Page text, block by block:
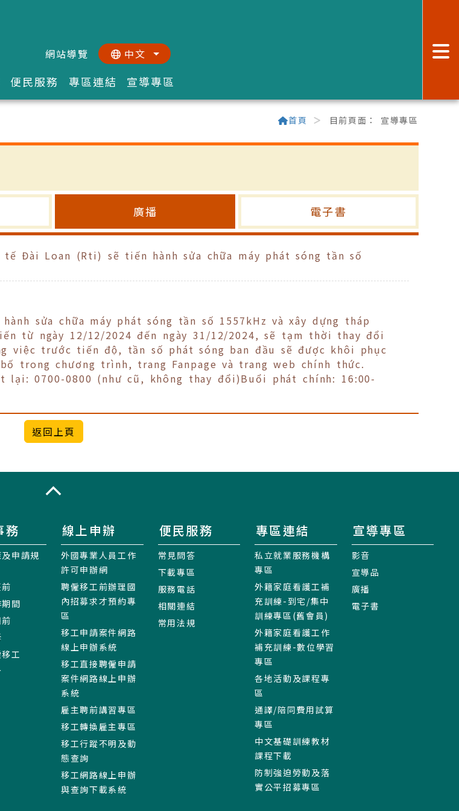
:::網站導覽 中文
便民服務 專區連結 宣導專區
首頁 目前頁面： 宣導專區
廣播 電子書
tế Đài Loan (Rti) sẽ tiến hành sửa chữa máy phát sóng tần số
sửa chữa máy phát sóng tần số 1557kHz và xây dựng tháp
từ ngày 12/12/2024 đến ngày 31/12/2024, sẽ tạm thời thay đổi
việc trước tiến độ, tần số phát sóng ban đầu sẽ được khôi phục
trong chương trình, trang Fanpage và trang web chính thức.
0700-0800 (như cũ, không thay đổi)Buổi phát chính: 16:00-
務
申請規
間
工
線上申辦
外國專業人員工作
許可申辦網
聘僱移工前辦理國
內招募求才預約專
區
移工申請案件網路
線上申辦系統
移工直接聘僱申請
案件網路線上申辦
系統
雇主聘前講習專區
移工轉換雇主專區
移工行蹤不明及動
態查詢
移工網路線上申辦
與查詢下載系統
便民服務
常見問答
下載專區
服務電話
相關連結
常用法規
專區連結
私立就業服務機構
專區
外籍家庭看護工補
充訓練-到宅/集中
訓練專區(舊會員)
外籍家庭看護工作
補充訓練-數位學習
專區
各地活動及課程專
區
通譯/陪同費用試算
專區
中文基礎訓練教材
課程下載
防制強迫勞動及落
實公平招募專區
宣導專區
影音
宣導品
廣播
電子書